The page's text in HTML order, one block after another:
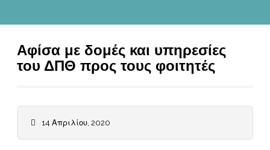
Αφίσα με δομές και υπηρεσίες
του ΔΠΘ προς τους φοιτητές
14 Απριλίου, 2020